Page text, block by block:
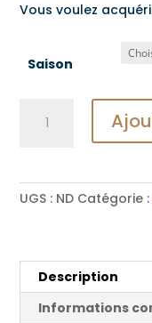
Vous voulez
Saison
haut
des
4
saisons
UGS : ND Catégorie
Description
Informations